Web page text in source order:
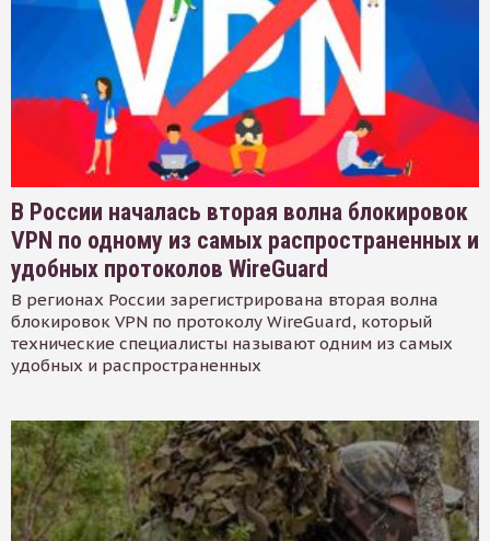
В России началась вторая волна блокировок
VPN по одному из самых распространенных и
удобных протоколов WireGuard
В регионах России зарегистрирована вторая волна
блокировок VPN по протоколу WireGuard, который
технические специалисты называют одним из самых
удобных и распространенных